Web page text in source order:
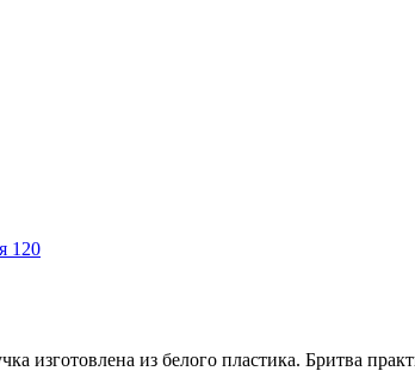
120
изготовлена из белого пластика. Бритва